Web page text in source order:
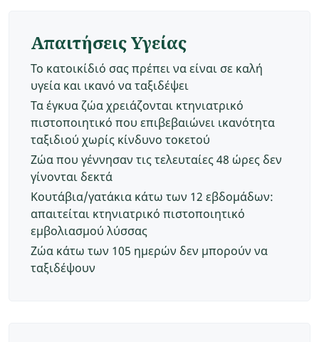
Απαιτήσεις Υγείας
Το κατοικίδιό σας πρέπει να είναι σε καλή
υγεία και ικανό να ταξιδέψει
Τα έγκυα ζώα χρειάζονται κτηνιατρικό
πιστοποιητικό που επιβεβαιώνει ικανότητα
ταξιδιού χωρίς κίνδυνο τοκετού
Ζώα που γέννησαν τις τελευταίες 48 ώρες δεν
γίνονται δεκτά
Κουτάβια/γατάκια κάτω των 12 εβδομάδων:
απαιτείται κτηνιατρικό πιστοποιητικό
εμβολιασμού λύσσας
Ζώα κάτω των 105 ημερών δεν μπορούν να
ταξιδέψουν